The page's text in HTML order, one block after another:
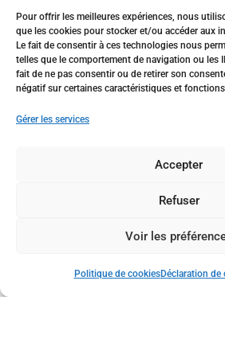
Pour offrir les meilleures expériences, nous
que les cookies pour stocker et/ou accéder aux
Le fait de consentir à ces technologies nous
telles que le comportement de navigation ou les
fait de ne pas consentir ou de retirer son
négatif sur certaines caractéristiques et
Gérer les services
Accepter
Refuser
Voir les
Politique de cookiesDéclaration